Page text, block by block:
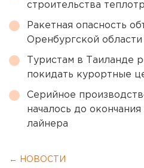
строительства
Ракетная опасность
Оренбургской
Туристам в Таиланде
покидать курортные
Серийное
началось до
лайнера
← НОВОСТИ